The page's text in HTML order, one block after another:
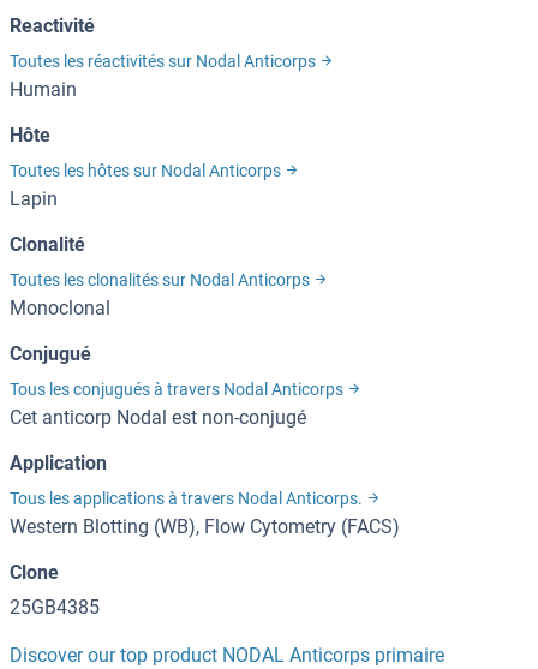
Reactivité
Toutes les réactivités sur Nodal Anticorps
Humain
Hôte
Toutes les hôtes sur Nodal Anticorps
Lapin
Clonalité
Toutes les clonalités sur Nodal Anticorps
Monoclonal
Conjugué
Tous les conjugués à travers Nodal Anticorps
Cet anticorp Nodal est non-conjugé
Application
Tous les applications à travers Nodal Anticorps.
Western Blotting (WB), Flow Cytometry (FACS)
Clone
25GB4385
Discover our top product NODAL Anticorps primaire